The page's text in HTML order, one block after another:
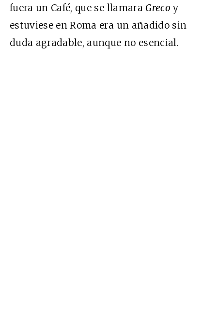
fuera un Café, que se llamaraGreco y
estuviese en Roma era un añadido sin
duda agradable, aunque no esencial.